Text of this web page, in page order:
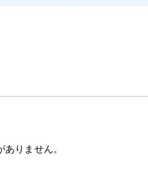
ありません。